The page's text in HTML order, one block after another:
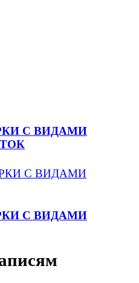
С ВИДАМИ
С ВИДАМИ